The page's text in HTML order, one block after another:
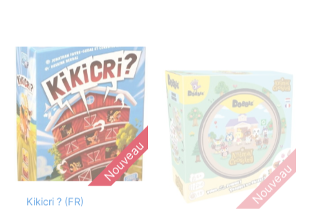
Nouveau
Kikicri ? (FR)
Nouveau
Dobble – Animal
crossing (FR)